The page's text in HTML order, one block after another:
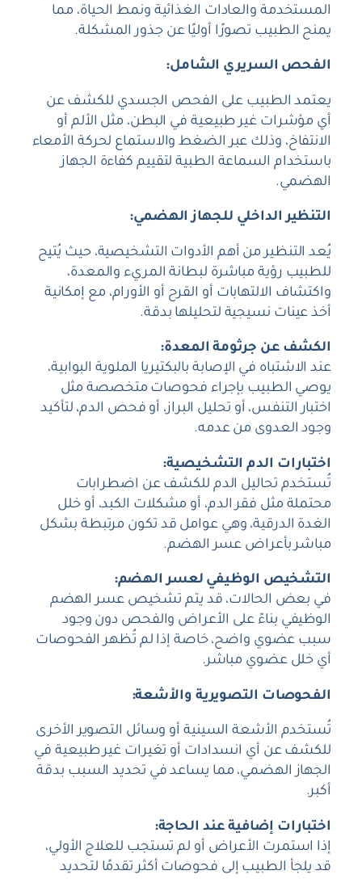
المستخدمة والعادات الغذائية ونمط الحياة، مما
يمنح الطبيب تصورًا أوليًا عن جذور المشكلة.
الفحص السريري الشامل:
يعتمد الطبيب على الفحص الجسدي للكشف عن
أي مؤشرات غير طبيعية في البطن، مثل الألم أو
الانتفاخ، وذلك عبر الضغط والاستماع لحركة الأمعاء
باستخدام السماعة الطبية لتقييم كفاءة الجهاز
الهضمي.
التنظير الداخلي للجهاز الهضمي:
يُعد التنظير من أهم الأدوات التشخيصية، حيث يُتيح
للطبيب رؤية مباشرة لبطانة المريء والمعدة،
واكتشاف الالتهابات أو القرح أو الأورام، مع إمكانية
أخذ عينات نسيجية لتحليلها بدقة.
الكشف عن جرثومة المعدة:
عند الاشتباه في الإصابة بالبكتيريا الملوية البوابية،
يوصي الطبيب بإجراء فحوصات متخصصة مثل
اختبار التنفس، أو تحليل البراز، أو فحص الدم، لتأكيد
وجود العدوى من عدمه.
اختبارات الدم التشخيصية:
تُستخدم تحاليل الدم للكشف عن اضطرابات
محتملة مثل فقر الدم، أو مشكلات الكبد، أو خلل
الغدة الدرقية، وهي عوامل قد تكون مرتبطة بشكل
مباشر بأعراض عسر الهضم.
التشخيص الوظيفي لعسر الهضم:
في بعض الحالات، قد يتم تشخيص عسر الهضم
الوظيفي بناءً على الأعراض والفحص دون وجود
سبب عضوي واضح، خاصة إذا لم تُظهر الفحوصات
أي خلل عضوي مباشر.
الفحوصات التصويرية والأشعة:
تُستخدم الأشعة السينية أو وسائل التصوير الأخرى
للكشف عن أي انسدادات أو تغيرات غير طبيعية في
الجهاز الهضمي، مما يساعد في تحديد السبب بدقة
أكبر.
اختبارات إضافية عند الحاجة:
إذا استمرت الأعراض أو لم تستجب للعلاج الأولي،
قد يلجأ الطبيب إلى فحوصات أكثر تقدمًا لتحديد